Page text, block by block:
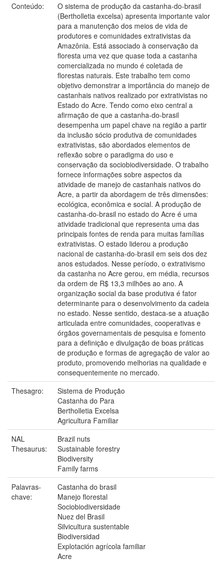
Conteúdo:
O sistema de produção da castanha-do-brasil
(Bertholletia excelsa) apresenta importante valor
para a manutenção dos meios de vida de
produtores e comunidades extrativistas da
Amazônia. Está associado à conservação da
floresta uma vez que quase toda a castanha
comercializada no mundo é coletada de
florestas naturais. Este trabalho tem como
objetivo demonstrar a importância do manejo de
castanhais nativos realizado por extrativistas no
Estado do Acre. Tendo como eixo central a
afirmação de que a castanha-do-brasil
desempenha um papel chave na região a partir
da inclusão sócio produtiva de comunidades
extrativistas, são abordados elementos de
reflexão sobre o paradigma do uso e
conservação da sociobiodiversidade. O trabalho
fornece informações sobre aspectos da
atividade de manejo de castanhais nativos do
Acre, a partir da abordagem de três dimensões:
ecológica, econômica e social. A produção de
castanha-do-brasil no estado do Acre é uma
atividade tradicional que representa uma das
principais fontes de renda para muitas famílias
extrativistas. O estado liderou a produção
nacional de castanha-do-brasil em seis dos dez
anos estudados. Nesse período, o extrativismo
da castanha no Acre gerou, em média, recursos
da ordem de R$ 13,3 milhões ao ano. A
organização social da base produtiva é fator
determinante para o desenvolvimento da cadeia
no estado. Nesse sentido, destaca-se a atuação
articulada entre comunidades, cooperativas e
órgãos governamentais de pesquisa e fomento
para a definição e divulgação de boas práticas
de produção e formas de agregação de valor ao
produto, promovendo melhorias na qualidade e
consequentemente no mercado.
Thesagro:
Sistema de Produção
Castanha do Para
Bertholletia Excelsa
Agricultura Familiar
NAL
Thesaurus:
Brazil nuts
Sustainable forestry
Biodiversity
Family farms
Palavras-
chave:
Castanha do brasil
Manejo florestal
Sociobiodiversidade
Nuez del Brasil
Silvicultura sustentable
Biodiversidad
Explotación agrícola familiar
Acre